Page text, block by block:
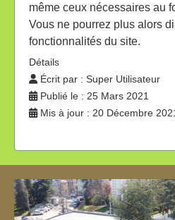
même ceux nécessaires au
Vous ne pourrez plus alors
fonctionnalités du site.
Détails
Écrit par : Super Utilisateur
Publié le : 25 Mars 2021
Mis à jour : 20 Décembre